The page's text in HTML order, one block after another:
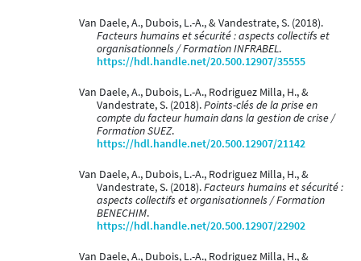
Van Daele, A., Dubois, L.-A., & Vandestrate, S. (2018).
Facteurs humains et sécurité : aspects collectifs et
organisationnels / Formation INFRABEL.
https://hdl.handle.net/20.500.12907/35555
Van Daele, A., Dubois, L.-A., Rodriguez Milla, H., &
Vandestrate, S. (2018).Points-clés de la prise en
compte du facteur humain dans la gestion de crise /
Formation SUEZ.
https://hdl.handle.net/20.500.12907/21142
Van Daele, A., Dubois, L.-A., Rodriguez Milla, H., &
Vandestrate, S. (2018).Facteurs humains et sécurité :
aspects collectifs et organisationnels / Formation
BENECHIM.
https://hdl.handle.net/20.500.12907/22902
Van Daele, A., Dubois, L.-A., Rodriguez Milla, H., &